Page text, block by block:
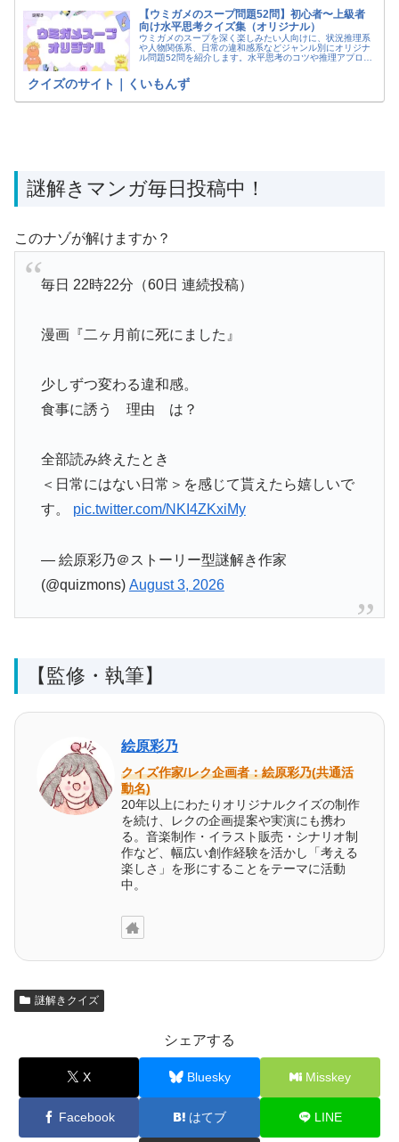
【ウミガメのスープ問題52問】初心者〜上級者
向け水平思考クイズ集（オリジナル）
ウミガメのスープを深く楽しみたい人向けに、状況推理系
や人物関係系、日常の違和感系などジャンル別にオリジナ
ル問題52問を紹介します。水平思考のコツや推理アプロー
ます。
クイズのサイト｜くいもんず
謎解きマンガ毎日投稿中！
このナゾが解けますか？
毎日 22時22分（60日 連続投稿）
漫画『二ヶ月前に死にました』
少しずつ変わる違和感。
食事に誘う 理由 は？
全部読み終えたとき
＜日常にはない日常＞を感じて貰えたら嬉しいで
す。 pic.twitter.com/NKI4ZKxiMy
— 絵原彩乃＠ストーリー型謎解き作家
(@quizmons) August 3, 2026
【監修・執筆】
絵原彩乃
クイズ作家/レク企画者：絵原彩乃(共通活
動名)
20年以上にわたりオリジナルクイズの制作
を続け、レクの企画提案や実演にも携わ
る。音楽制作・イラスト販売・シナリオ制
作など、幅広い創作経験を活かし「考える
楽しさ」を形にすることをテーマに活動
中。
謎解きクイズ
シェアする
X Bluesky Misskey
Facebook はてブ LINE